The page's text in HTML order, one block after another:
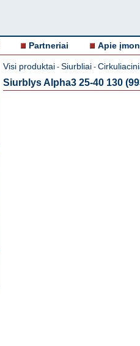
Partneriai Apie
Visi produktai - Siurbliai -
Siurblys Alpha3 25-40 130